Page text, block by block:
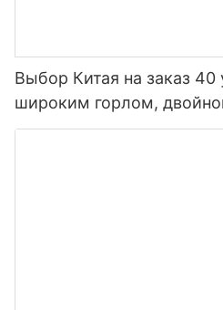
Выбор Китая на заказ 40
широким горлом,
изолированная